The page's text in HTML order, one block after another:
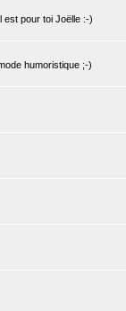
est pour toi Joëlle :-)
humoristique ;-)